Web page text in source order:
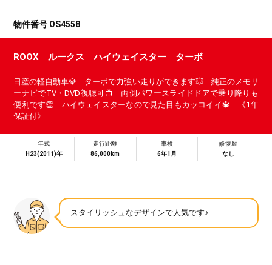
物件番号 OS4558
ROOX ルークス ハイウェイスター ターボ
日産の軽自動車💎 ターボで力強い走りができます💥 純正のメモリ
ーナビでTV・DVD視聴可📺 両側パワースライドドアで乗り降りも
便利です👏 ハイウェイスターなので見た目もカッコイイ🔱 《1年
保証付》
年式
H23(2011)年
走行距離
86,000km
車検
6年1月
修復歴
なし
スタイリッシュなデザインで人気です♪